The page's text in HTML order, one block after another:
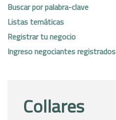
Buscar por palabra-clave
Listas temáticas
Registrar tu negocio
Ingreso negociantes registrados
Collares